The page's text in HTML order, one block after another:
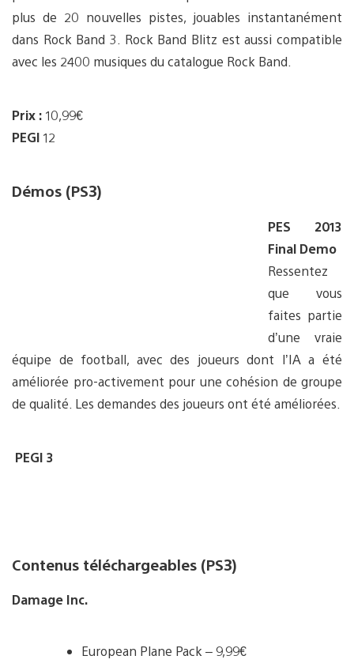
plus de 20 nouvelles pistes, jouables instantanément
dans Rock Band 3. Rock Band Blitz est aussi compatible
avec les 2400 musiques du catalogue Rock Band.
Prix : 10,99€
PEGI 12
Démos (PS3)
PES 2013
Final Demo
Ressentez
que vous
faites partie
d’une vraie
équipe de football, avec des joueurs dont l’IA a été
améliorée pro-activement pour une cohésion de groupe
de qualité. Les demandes des joueurs ont été améliorées.
PEGI 3
Contenus téléchargeables (PS3)
Damage Inc.
European Plane Pack – 9,99€